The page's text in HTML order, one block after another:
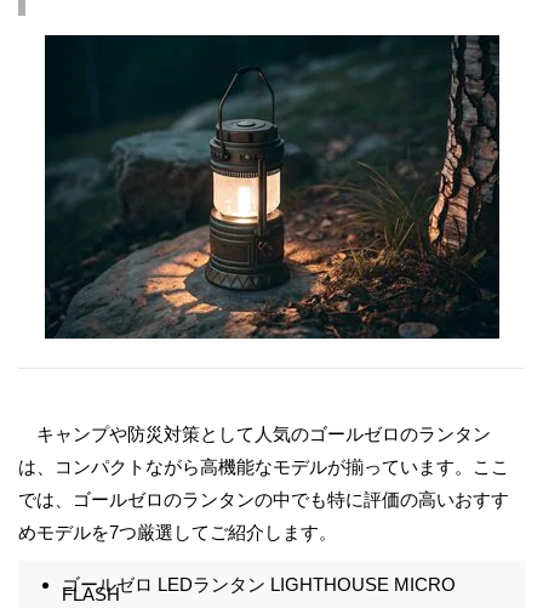
キャンプや防災対策として人気のゴールゼロのランタン
は、コンパクトながら高機能なモデルが揃っています。ここ
では、ゴールゼロのランタンの中でも特に評価の高いおすす
めモデルを7つ厳選してご紹介します。
ゴールゼロ LEDランタン LIGHTHOUSE MICRO
FLASH